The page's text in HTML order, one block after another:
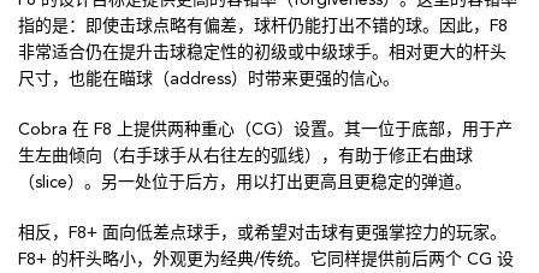
指的是：即使击球点略有偏差，球杆仍能打出不错的球。因此，F8
非常适合仍在提升击球稳定性的初级或中级球手。相对更大的杆头
尺寸，也能在瞄球（address）时带来更强的信心。
Cobra 在 F8 上提供两种重心（CG）设置。其一位于底部，用于产
生左曲倾向（右手球手从右往左的弧线），有助于修正右曲球
（slice）。另一处位于后方，用以打出更高且更稳定的弹道。
相反，F8+ 面向低差点球手，或希望对击球有更强掌控力的玩家。
F8+ 的杆头略小，外观更为经典/传统。它同样提供前后两个 CG 设